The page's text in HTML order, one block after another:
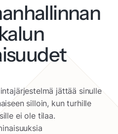
jättää sinulle
silloin, kun turhille
ei ole tilaa.